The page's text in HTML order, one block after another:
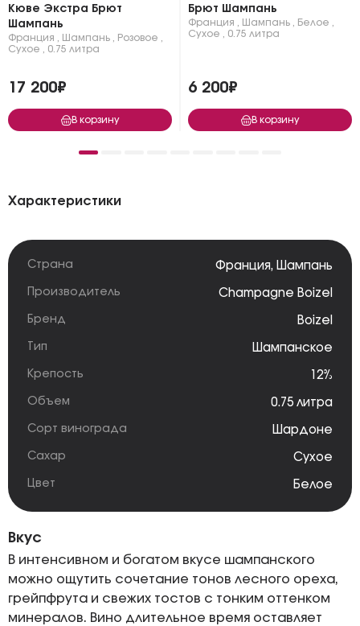
Кюве Экстра Брют
Шампань
Франция Шампань Розовое
Сухое
0.75 литра
17 200₽
В корзину
Брют Шампань
Франция Шампань Белое
Сухое
0.75 литра
6 200₽
В корзину
Характеристики
Страна Франция, Шампань
Производитель Champagne Boizel
Бренд Boizel
Тип Шампанское
Крепость 12%
Объем 0.75 литра
Сорт винограда Шардоне
Сахар Сухое
Цвет Белое
Вкус
В интенсивном и богатом вкусе шампанского
можно ощутить сочетание тонов лесного ореха,
грейпфрута и свежих тостов с тонким оттенком
минералов. Вино длительное время оставляет